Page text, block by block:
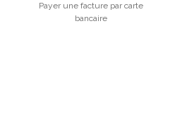
Payer une facture par carte
bancaire